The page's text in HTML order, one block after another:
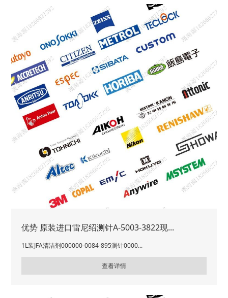
优势 原装进口雷尼绍测针A-5003-3822现...
1L装JFA清洁剂000000-0084-895测针0000...
查看详情